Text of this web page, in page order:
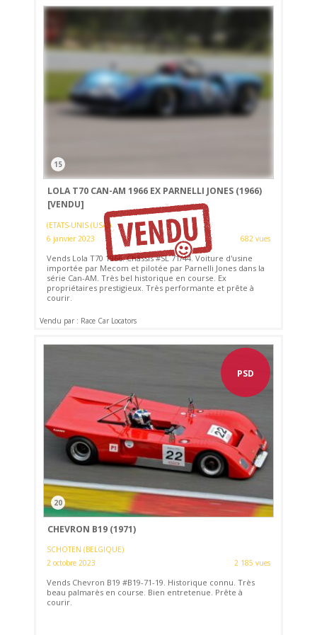
15
LOLA T70 CAN-AM 1966 EX PARNELLI JONES (1966)
[VENDU]
(ETATS-UNIS (USA))
6 janvier 2023
682 vues
Vends Lola T70 1966. Châssis #SL 71/44. Voiture d'usine
importée par Mecom et pilotée par Parnelli Jones dans la
série Can-AM. Très bel historique en course. Ex
propriétaires prestigieux. Très performante et prête à
courir.
Vendu par : Race Car Locators
PSD
20
CHEVRON B19 (1971)
SCHOTEN (BELGIQUE)
2 octobre 2023
2 185 vues
Vends Chevron B19 #B19-71-19. Historique connu. Très
beau palmarès en course. Bien entretenue. Prête à
courir.